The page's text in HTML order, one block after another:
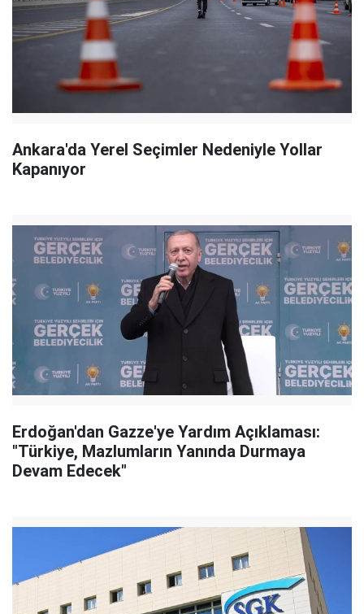
Ankara'da Yerel Seçimler Nedeniyle Yollar
Kapanıyor
Erdoğan'dan Gazze'ye Yardım Açıklaması:
"Türkiye, Mazlumların Yanında Durmaya
Devam Edecek"